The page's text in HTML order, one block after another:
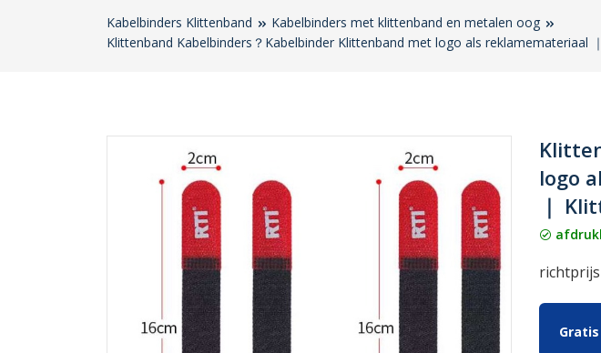
Kabelbinders Klittenband
Kabelbinders met klittenband en metalen oog
Klittenband Kabelbinders？Kabelbinder Klittenband met logo als
logo
｜
richtprijs